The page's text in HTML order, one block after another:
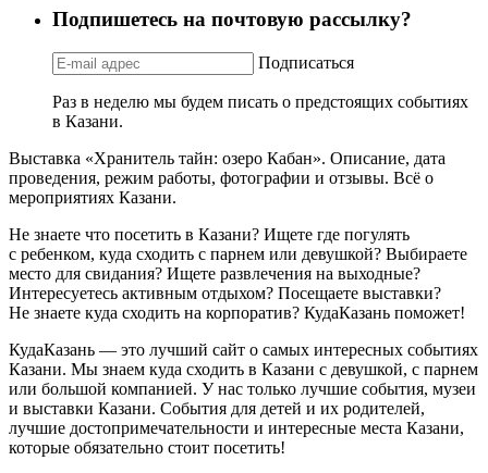
Подпишетесь на почтовую рассылку?
Подписаться
Раз в неделю мы будем писать о предстоящих событиях
в Казани.
Выставка «Хранитель тайн: озеро Кабан». Описание, дата
проведения, режим работы, фотографии и отзывы. Всё о
мероприятиях Казани.
Не знаете что посетить в Казани? Ищете где погулять
с ребенком, куда сходить с парнем или девушкой? Выбираете
место для свидания? Ищете развлечения на выходные?
Интересуетесь активным отдыхом? Посещаете выставки?
Не знаете куда сходить на корпоратив? КудаКазань поможет!
КудаКазань — это лучший сайт о самых интересных событиях
Казани. Мы знаем куда сходить в Казани с девушкой, с парнем
или большой компанией. У нас только лучшие события, музеи
и выставки Казани. События для детей и их родителей,
лучшие достопримечательности и интересные места Казани,
которые обязательно стоит посетить!